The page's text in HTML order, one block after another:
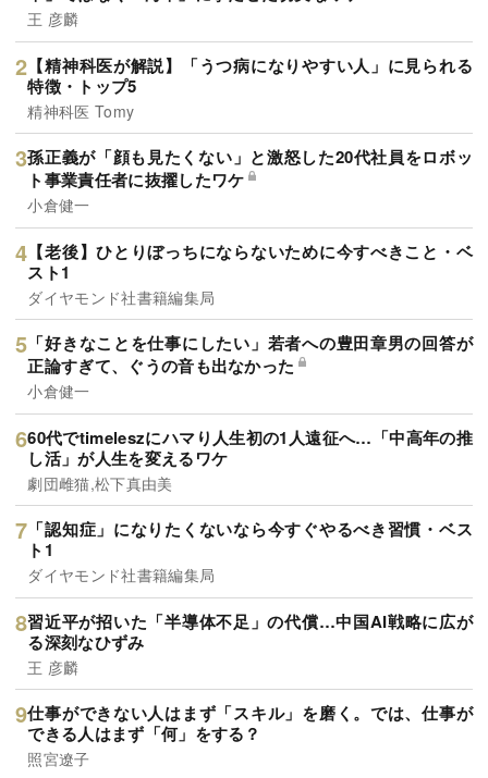
王 彦麟
【精神科医が解説】「うつ病になりやすい人」に見られる
特徴・トップ5
精神科医 Tomy
孫正義が「顔も見たくない」と激怒した20代社員をロボッ
ト事業責任者に抜擢したワケ
小倉健一
【老後】ひとりぼっちにならないために今すべきこと・ベ
スト1
ダイヤモンド社書籍編集局
「好きなことを仕事にしたい」若者への豊田章男の回答が
正論すぎて、ぐうの音も出なかった
小倉健一
60代でtimeleszにハマり人生初の1人遠征へ…「中高年の推
し活」が人生を変えるワケ
劇団雌猫,松下真由美
「認知症」になりたくないなら今すぐやるべき習慣・ベス
ト1
ダイヤモンド社書籍編集局
習近平が招いた「半導体不足」の代償…中国AI戦略に広が
る深刻なひずみ
王 彦麟
仕事ができない人はまず「スキル」を磨く。では、仕事が
できる人はまず「何」をする？
照宮遼子